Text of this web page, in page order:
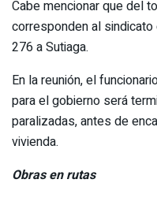
Cabe mencionar que del
corresponden al
276 a Sutiaga.
En la reunión, el
para el gobierno será
paralizadas, antes de
vivienda.
Obras en rutas